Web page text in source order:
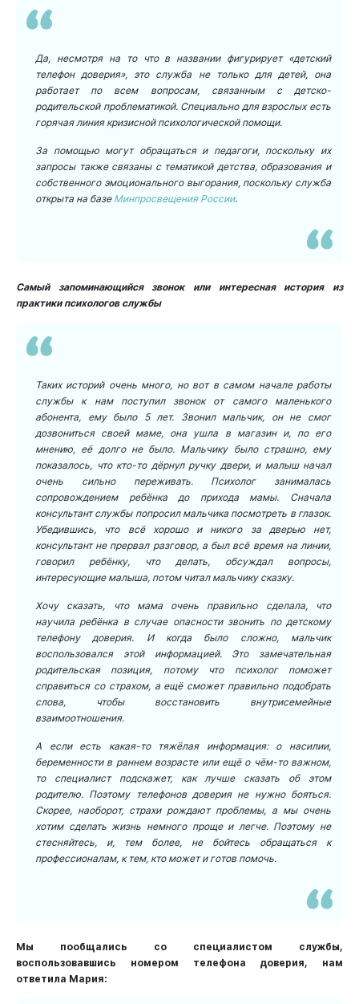
Да, несмотря на то что в названии фигурирует «детский
телефон доверия», это служба не только для детей, она
работает по всем вопросам, связанным с детско-
родительской проблематикой. Специально для взрослых есть
горячая линия кризисной психологической помощи.
За помощью могут обращаться и педагоги, поскольку их
запросы также связаны с тематикой детства, образования и
собственного эмоционального выгорания, поскольку служба
открыта на базе Минпросвещения России.
Самый запоминающийся звонок или интересная история из
практики психологов службы
Таких историй очень много, но вот в самом начале работы
службы к нам поступил звонок от самого маленького
абонента, ему было 5 лет. Звонил мальчик, он не смог
дозвониться своей маме, она ушла в магазин и, по его
мнению, её долго не было. Мальчику было страшно, ему
показалось, что кто-то дёрнул ручку двери, и малыш начал
очень сильно переживать. Психолог занималась
сопровождением ребёнка до прихода мамы. Сначала
консультант службы попросил мальчика посмотреть в глазок.
Убедившись, что всё хорошо и никого за дверью нет,
консультант не прервал разговор, а был всё время на линии,
говорил ребёнку, что делать, обсуждал вопросы,
интересующие малыша, потом читал мальчику сказку.
Хочу сказать, что мама очень правильно сделала, что
научила ребёнка в случае опасности звонить по детскому
телефону доверия. И когда было сложно, мальчик
воспользовался этой информацией. Это замечательная
родительская позиция, потому что психолог поможет
справиться со страхом, а ещё сможет правильно подобрать
слова, чтобы восстановить внутрисемейные
взаимоотношения.
А если есть какая-то тяжёлая информация: о насилии,
беременности в раннем возрасте или ещё о чём-то важном,
то специалист подскажет, как лучше сказать об этом
родителю. Поэтому телефонов доверия не нужно бояться.
Скорее, наоборот, страхи рождают проблемы, а мы очень
хотим сделать жизнь немного проще и легче. Поэтому не
стесняйтесь, и, тем более, не бойтесь обращаться к
профессионалам, к тем, кто может и готов помочь.
Мы пообщались со специалистом службы,
воспользовавшись номером телефона доверия, нам
ответила Мария: